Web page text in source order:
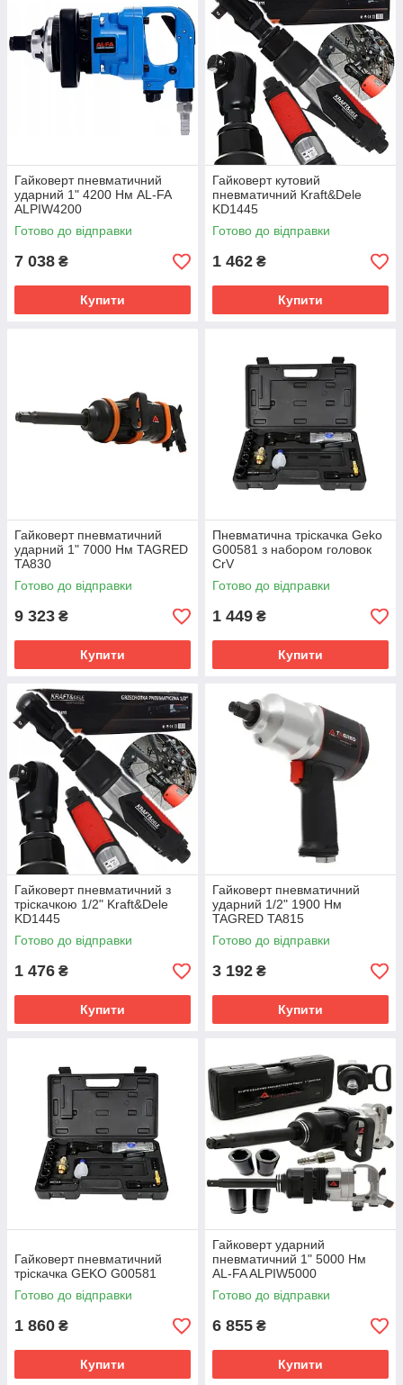
Гайковерт пневматичний
ударний 1" 4200 Нм AL-FA
ALPIW4200
Готово до відправки
7 038 ₴
Купити
Гайковерт кутовий
пневматичний Kraft&Dele
KD1445
Готово до відправки
1 462 ₴
Купити
Гайковерт пневматичний
ударний 1" 7000 Нм TAGRED
TA830
Готово до відправки
9 323 ₴
Купити
Пневматична тріскачка Geko
G00581 з набором головок
CrV
Готово до відправки
1 449 ₴
Купити
Гайковерт пневматичний з
тріскачкою 1/2" Kraft&Dele
KD1445
Готово до відправки
1 476 ₴
Купити
Гайковерт пневматичний
ударний 1/2" 1900 Нм
TAGRED TA815
Готово до відправки
3 192 ₴
Купити
Гайковерт пневматичний
тріскачка GEKO G00581
Готово до відправки
1 860 ₴
Купити
Гайковерт ударний
пневматичний 1" 5000 Нм
AL-FA ALPIW5000
Готово до відправки
6 855 ₴
Купити